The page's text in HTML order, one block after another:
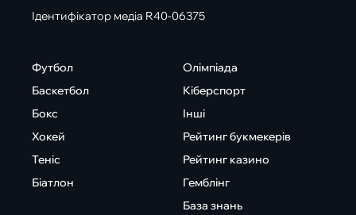
Ідентифікатор медіа R40-06375
Футбол
Баскетбол
Бокс
Хокей
Теніс
Біатлон
Олімпіада
Кіберспорт
Інші
Рейтинг букмекерів
Рейтинг казино
Гемблінг
База знань